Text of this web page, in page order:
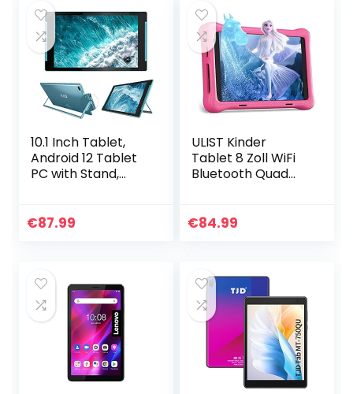
10.1 Inch Tablet,
Android 12 Tablet
PC with Stand,
GMS, 2GB RAM,
€87.99
ULIST Kinder
Tablet 8 Zoll WiFi
Bluetooth Quad
RAM 32GB ROM
€84.99